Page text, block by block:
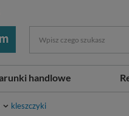
handlowe
kleszczyki